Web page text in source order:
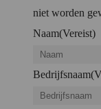
niet worden
Naam(Vereist)
Bedrijfsnaam